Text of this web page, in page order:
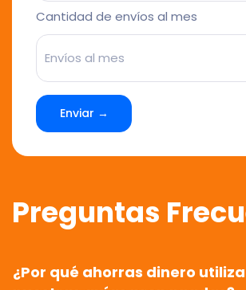
Cantidad de envíos al mes
Enviar →
Preguntas
¿Por qué ahorras dinero